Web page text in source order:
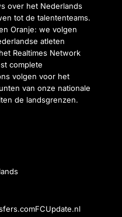
over het Nederlands
tot de talententeams.
Oranje: we volgen
atleten
Realtimes Network
complete
volgen voor het
van onze nationale
de landsgrenzen.
FCUpdate.nl